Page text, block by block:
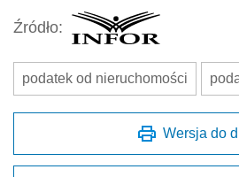
Źródło:
podatek od nieruchomości
Wersja do